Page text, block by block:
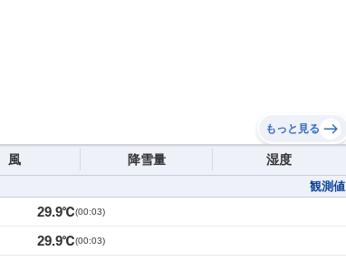
もっと見る
風 降雪量 湿度
観測値
29.9℃(00:03)
29.9℃(00:03)